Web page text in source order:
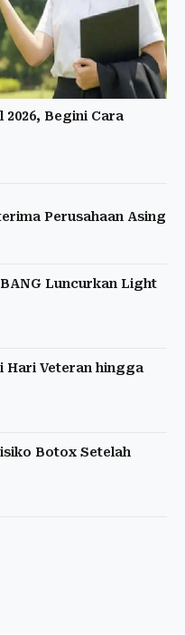
Begini Cara
Perusahaan Asing
Luncurkan Light
Hari Veteran hingga
Botox Setelah